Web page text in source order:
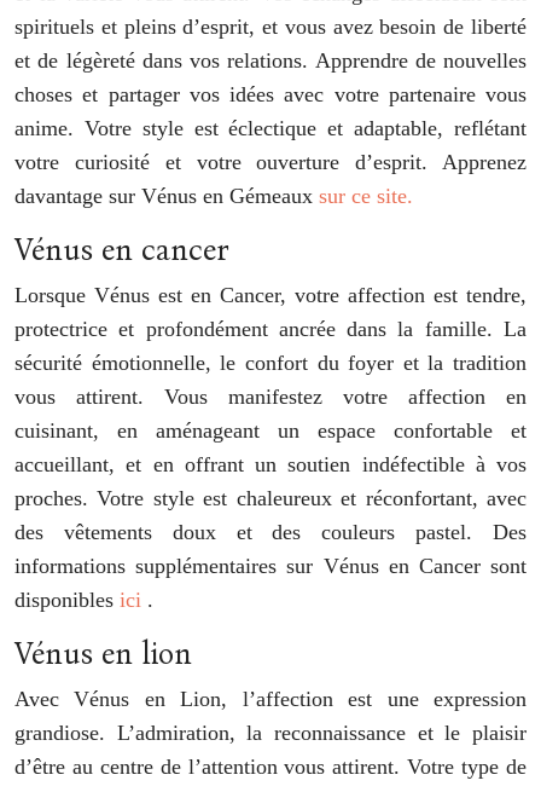
spirituels et pleins d’esprit, et vous avez besoin de liberté
et de légèreté dans vos relations. Apprendre de nouvelles
choses et partager vos idées avec votre partenaire vous
anime. Votre style est éclectique et adaptable, reflétant
votre curiosité et votre ouverture d’esprit. Apprenez
davantage sur Vénus en Gémeaux sur ce site.
Vénus en cancer
Lorsque Vénus est en Cancer, votre affection est tendre,
protectrice et profondément ancrée dans la famille. La
sécurité émotionnelle, le confort du foyer et la tradition
vous attirent. Vous manifestez votre affection en
cuisinant, en aménageant un espace confortable et
accueillant, et en offrant un soutien indéfectible à vos
proches. Votre style est chaleureux et réconfortant, avec
des vêtements doux et des couleurs pastel. Des
informations supplémentaires sur Vénus en Cancer sont
disponibles ici .
Vénus en lion
Avec Vénus en Lion, l’affection est une expression
grandiose. L’admiration, la reconnaissance et le plaisir
d’être au centre de l’attention vous attirent. Votre type de